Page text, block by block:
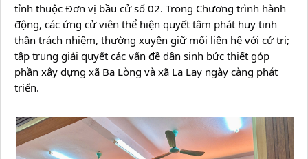
tỉnh thuộc Đơn vị bầu cử số 02. Trong Chương trình hành
động, các ứng cử viên thể hiện quyết tâm phát huy tinh
thần trách nhiệm, thường xuyên giữ mối liên hệ với cử tri;
tập trung giải quyết các vấn đề dân sinh bức thiết góp
phần xây dựng xã Ba Lòng và xã La Lay ngày càng phát
triển.